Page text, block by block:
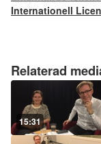
Relaterad
15:31
Internationell